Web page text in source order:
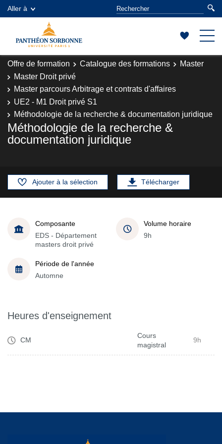
Aller à
Offre de formation Catalogue des formations
Master
Master Droit privé
Master parcours Arbitrage et contrats d'affaires
UE2 - M1 Droit privé S1
Méthodologie de la recherche & documentation juridique
Méthodologie de la recherche &
documentation juridique
Ajouter à la sélection Télécharger
Composante
EDS - Département
masters droit privé
Volume horaire
9h
Période de l'année
Automne
Heures d'enseignement
CM
Cours
magistral
9h